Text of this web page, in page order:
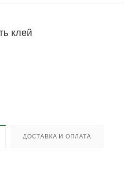
клей
ДОСТАВКА И ОПЛАТА